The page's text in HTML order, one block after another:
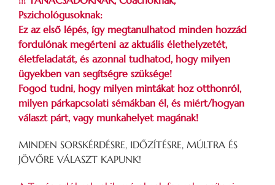
Pszichológusoknak:
Ez az első lépés, így megtanulhatod minden hozzád
fordulónak megérteni az aktuális élethelyzetét,
életfeladatát, és azonnal tudhatod, hogy milyen
ügyekben van segítségre szüksége!
Fogod tudni, hogy milyen mintákat hoz otthonról,
milyen párkapcsolati sémákban él, és miért/hogyan
választ párt, vagy munkahelyet magának!
MINDEN SORSKÉRDÉSRE, IDŐZÍTÉSRE, MÚLTRA ÉS
JÖVŐRE VÁLASZT KAPUNK!